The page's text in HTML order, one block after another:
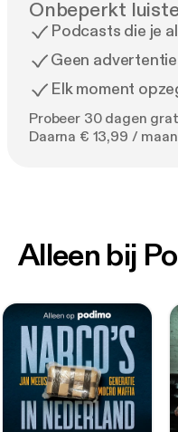
Onbeperkt
Podcasts die je
Geen
Elk moment
Probeer 30 dagen
Daarna € 13,99 /
Alleen bij